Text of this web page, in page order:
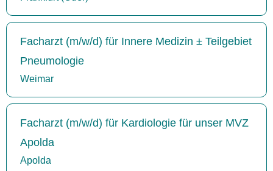
Facharzt (m/w/d) für Innere Medizin ± Teilgebiet
Pneumologie
Weimar
Facharzt (m/w/d) für Kardiologie für unser MVZ
Apolda
Apolda